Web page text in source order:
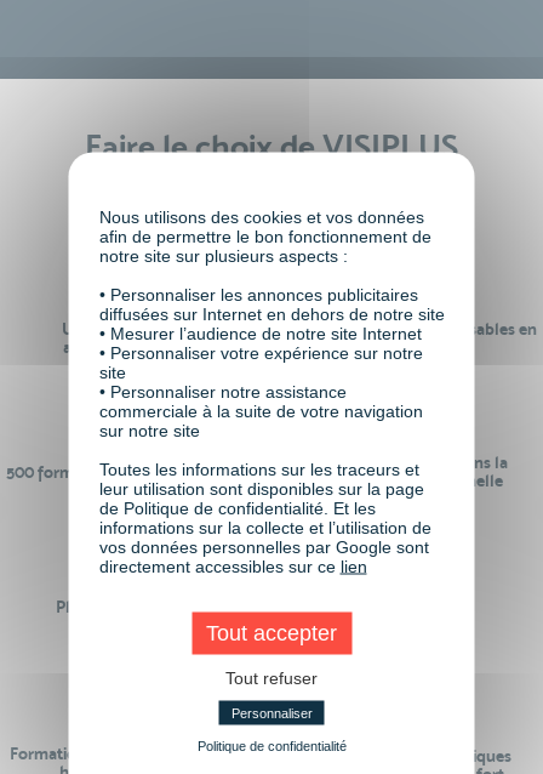
Faire le choix de VISIPLUS
Un réseau de 22 000
anciens participants
100% des formations réalisables en
digital learning
500 formations pour se préparer au
monde de demain
24 ans d'expérience dans la
formation professionnelle
Plus de 50 formations
Des intervenants
Formations réalisables pendant ou
Des contenus pédagogiques
Nous utilisons des cookies et vos données
afin de permettre le bon fonctionnement de
notre site sur plusieurs aspects :
• Personnaliser les annonces publicitaires
diffusées sur Internet en dehors de notre site
• Mesurer l’audience de notre site Internet
• Personnaliser votre expérience sur notre
site
• Personnaliser notre assistance
commerciale à la suite de votre navigation
sur notre site
Toutes les informations sur les traceurs et
leur utilisation sont disponibles sur la page
de Politique de confidentialité. Et les
informations sur la collecte et l’utilisation de
vos données personnelles par Google sont
directement accessibles sur ce lien
Tout accepter
Tout refuser
Personnaliser
Politique de confidentialité